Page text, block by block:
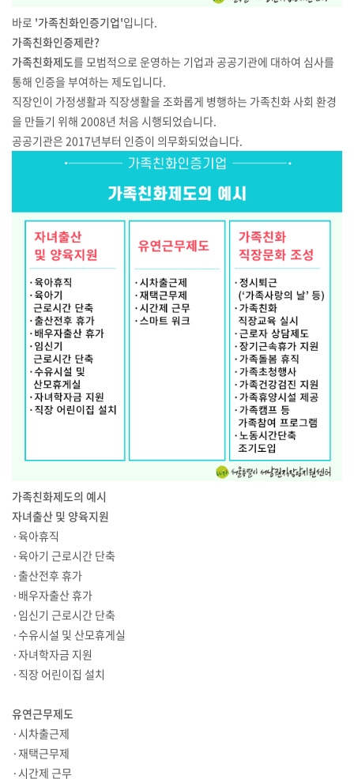
바로 '가족친화인증기업'입니다.
가족친화인증제란?
가족친화제도를 모범적으로 운영하는 기업과 공공기관에 대하여 심사를
통해 인증을 부여하는 제도입니다.
직장인이 가정생활과 직장생활을 조화롭게 병행하는 가족친화 사회 환경
을 만들기 위해 2008년 처음 시행되었습니다.
공공기관은 2017년부터 인증이 의무화되었습니다.
가족친화제도의 예시
자녀출산 및 양육지원
·육아휴직
·육아기 근로시간 단축
·출산전후 휴가
·배우자출산 휴가
·임신기 근로시간 단축
·수유시설 및 산모휴게실
·자녀학자금 지원
·직장 어린이집 설치
유연근무제도
·시차출근제
·재택근무제
·시간제 근무